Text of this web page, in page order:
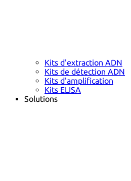
Kits d'extraction ADN
Kits de détection ADN
Kits d'amplification
Kits ELISA
Solutions